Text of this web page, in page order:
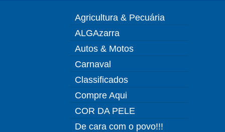
Agricultura & Pecuária
ALGAzarra
Autos & Motos
Carnaval
Classificados
Compre Aqui
COR DA PELE
De cara com o povo!!!